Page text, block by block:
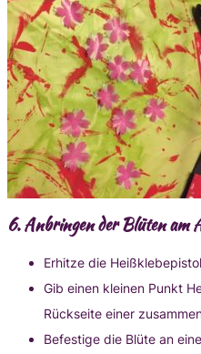
6.Anbringen der Blüten am
Erhitze die
Gib einen kleinen Punkt
Rückseite einer
Befestige die Blüte an